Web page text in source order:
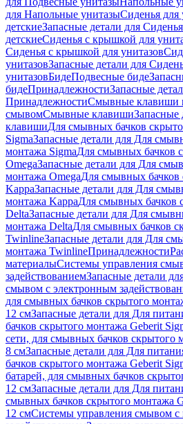
для Напольные унитазыСиденья для
детскиеЗапасные детали для
детскиеСиденья с крышкой для
Сиденья с крышкой для унитазов
унитазовЗапасные детали для
унитазовБидеПодвесные биде
бидеПринадлежностиЗапасные
ПринадлежностиСмывные клавиши
смывомСмывные клавишиЗапасные
клавишиДля смывных бачков
SigmaЗапасные детали для Для
монтажа SigmaДля смывных бачков
OmegaЗапасные детали для Для
монтажа OmegaДля смывных бачков
KappaЗапасные детали для Для
монтажа KappaДля смывных бачков
DeltaЗапасные детали для Для
монтажа DeltaДля смывных бачков
TwinlineЗапасные детали для Для
монтажа TwinlineПринадлежности
материалыСистемы управления
задействованиемЗапасные детали
смывом с электронным
для смывных бачков скрытого
12 смЗапасные детали для Для
бачков скрытого монтажа Geberit
сети, для смывных бачков скрытого
8 смЗапасные детали для Для
бачков скрытого монтажа Geberit
батарей, для смывных бачков
12 смЗапасные детали для Для
смывных бачков скрытого монтажа
12 смСистемы управления смывом с